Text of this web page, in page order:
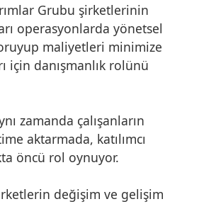
Grubu şirketlerinin
operasyonlarda yönetsel
maliyetleri minimize
için danışmanlık rolünü
zamanda çalışanların
aktarmada, katılımcı
öncü rol oynuyor.
değişim ve gelişim